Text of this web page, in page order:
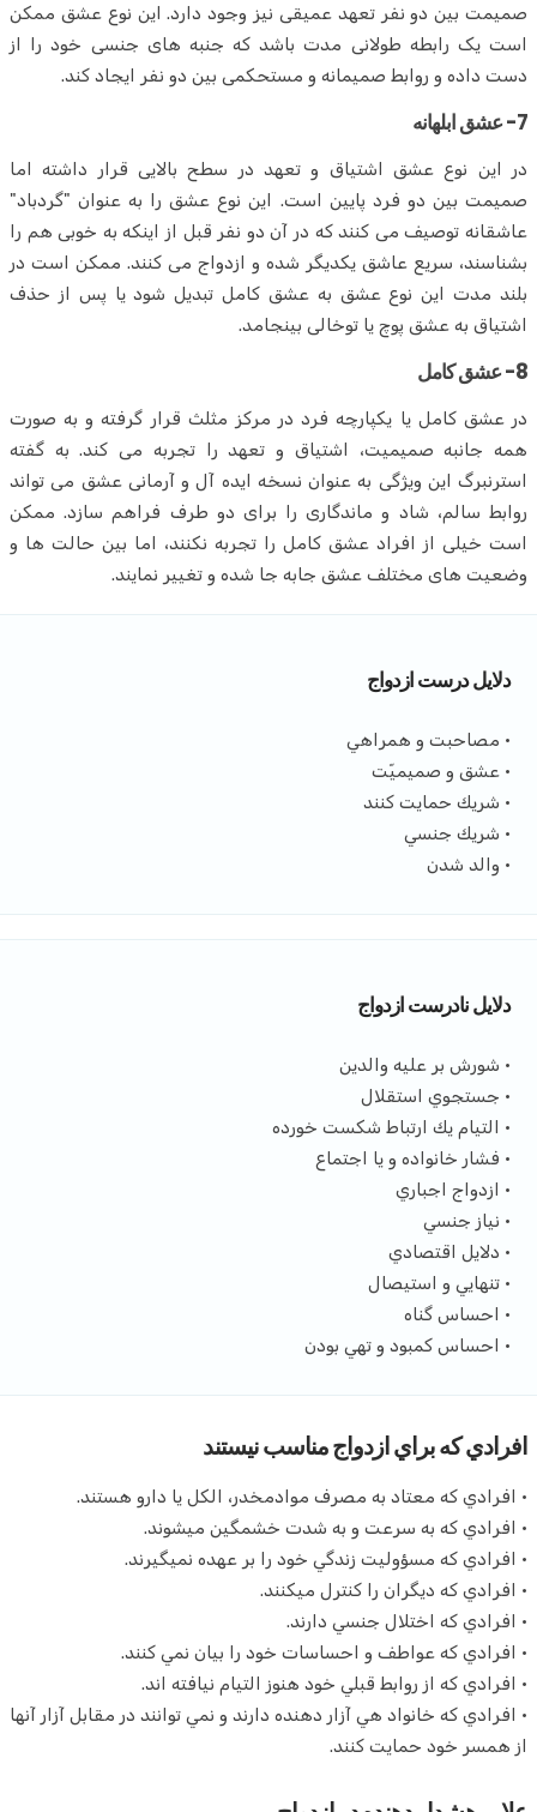
صمیمت بین دو نفر تعهد عمیقی نیز وجود دارد. این نوع عشق ممکن
است یک رابطه طولانی مدت باشد که جنبه های جنسی خود را از
دست داده و روابط صمیمانه و مستحکمی بین دو نفر ایجاد کند.
7- عشق ابلهانه
در این نوع عشق اشتیاق و تعهد در سطح بالایی قرار داشته اما
صمیمت بین دو فرد پایین است. این نوع عشق را به عنوان "گردباد"
عاشقانه توصیف می کنند که در آن دو نفر قبل از اینکه به خوبی هم را
بشناسند، سریع عاشق یکدیگر شده و ازدواج می کنند. ممکن است در
بلند مدت این نوع عشق به عشق کامل تبدیل شود یا پس از حذف
اشتیاق به عشق پوچ یا توخالی بینجامد.
8- عشق کامل
در عشق کامل یا یکپارچه فرد در مرکز مثلث قرار گرفته و به صورت
همه جانبه صمیمیت، اشتیاق و تعهد را تجربه می کند. به گفته
استرنبرگ این ویژگی به عنوان نسخه ایده آل و آرمانی عشق می تواند
روابط سالم، شاد و ماندگاری را برای دو طرف فراهم سازد. ممکن
است خیلی از افراد عشق کامل را تجربه نکنند، اما بین حالت ها و
وضعیت های مختلف عشق جابه جا شده و تغییر نمایند.
دلايل درست ازدواج
• مصاحبت و همراهي
• عشق و صميميّت
• شريك حمایت كنند
• شريك جنسي
• والد شدن
دلايل نادرست ازدواج
• شورش بر عليه والدين
• جستجوي استقلال
• التيام يك ارتباط شكست خورده
• فشار خانواده و يا اجتماع
• ازدواج اجباري
• نياز جنسي
• دلايل اقتصادي
• تنهايي و استيصال
• احساس گناه
• احساس كمبود و تهي بودن
افرادي كه براي ازدواج مناسب نيستند
• افرادي كه معتاد به مصرف موادمخدر، الكل يا دارو هستند.
• افرادي كه به سرعت و به شدت خشمگين ميشوند.
• افرادي كه مسؤوليت زندگي خود را بر عهده نميگيرند.
• افرادي كه ديگران را كنترل ميكنند.
• افرادي كه اختلال جنسي دارند.
• افرادي كه عواطف و احساسات خود را بيان نمي كنند.
• افرادي كه از روابط قبلي خود هنوز التيام نيافته اند.
• افرادي كه خانواد هي آزار دهنده دارند و نمي توانند در مقابل آزار آنها
از همسر خود حمايت كنند.